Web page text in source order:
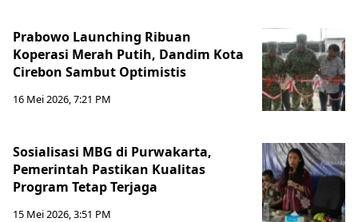
Prabowo Launching Ribuan
Koperasi Merah Putih, Dandim Kota
Cirebon Sambut Optimistis
16 Mei 2026, 7:21 PM
Sosialisasi MBG di Purwakarta,
Pemerintah Pastikan Kualitas
Program Tetap Terjaga
15 Mei 2026, 3:51 PM